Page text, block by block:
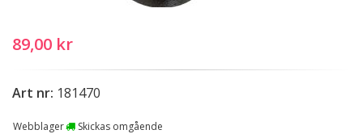
89,00 kr
Art nr: 181470
Webblager
Skickas omgående